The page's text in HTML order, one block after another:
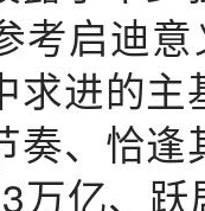
启迪意
求进的
奏、恰
万亿、